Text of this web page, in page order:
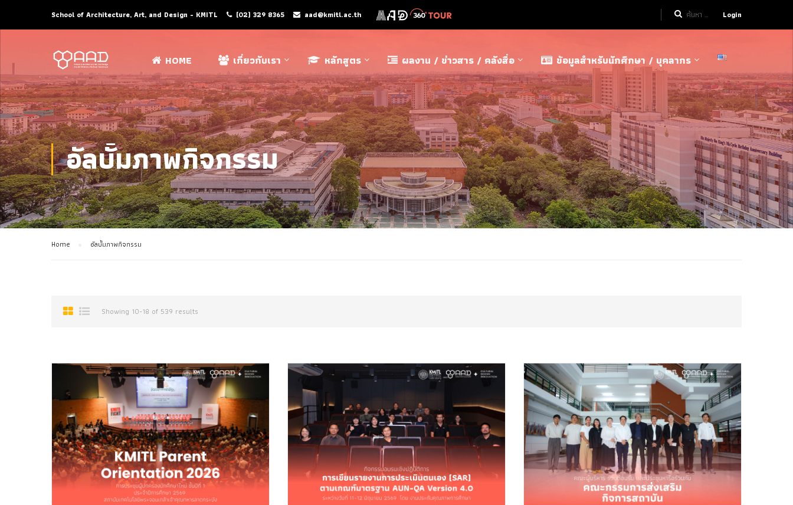
School of Architecture, Art, and Design - KMITL (02) 329 8365 aad@kmitl.ac.th Login
HOME เกี่ยวกับเรา หลักสูตร ผลงาน / ข่าวสาร / คลังสื่อ ข้อมูลสำหรับนักศึกษา / บุคลากร
อัลบั้มภาพกิจกรรม
Home อัลบั้มภาพกิจกรรม
Showing 10-18 of 539 results